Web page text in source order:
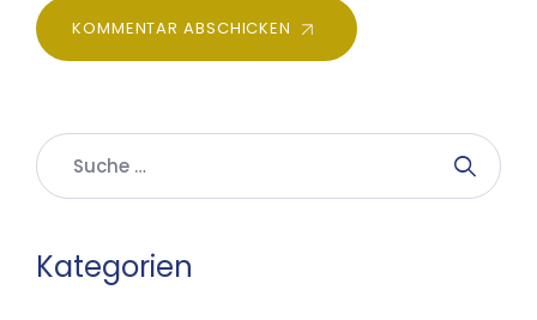
KOMMENTAR ABSCHICKEN
Kategorien